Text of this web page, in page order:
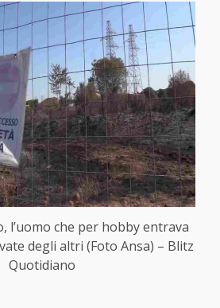
l’uomo che per hobby entrava
degli altri (Foto Ansa) – Blitz
Quotidiano